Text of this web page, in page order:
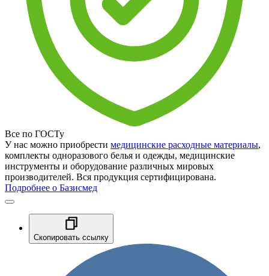
Все по ГОСТу
У нас можно приобрести медицинские расходные материалы,
комплекты одноразового белья и одежды, медицинские
инструменты и оборудование различных мировых
производителей. Вся продукция сертифицирована.
Подробнее о Базисмед
Скопировать ссылку